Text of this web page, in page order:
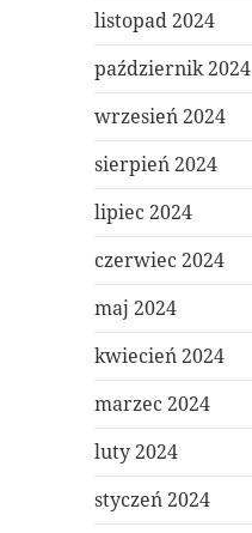
listopad 2024
październik 2024
wrzesień 2024
sierpień 2024
lipiec 2024
czerwiec 2024
maj 2024
kwiecień 2024
marzec 2024
luty 2024
styczeń 2024